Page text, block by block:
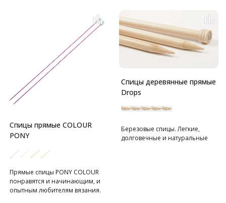
Спицы прямые COLOUR
PONY
Прямые спицы PONY COLOUR
понравятся и начинающим, и
опытным любителям вязания.
Спицы деревянные прямые
Drops
Березовые спицы. Легкие,
долговечные и натуральные